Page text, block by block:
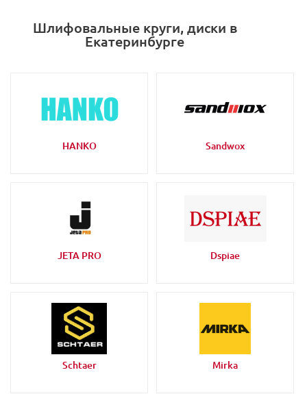
Шлифовальные круги, диски в
Екатеринбурге
HANKO Sandwox
JETA PRO Dspiae
Schtaer Mirka